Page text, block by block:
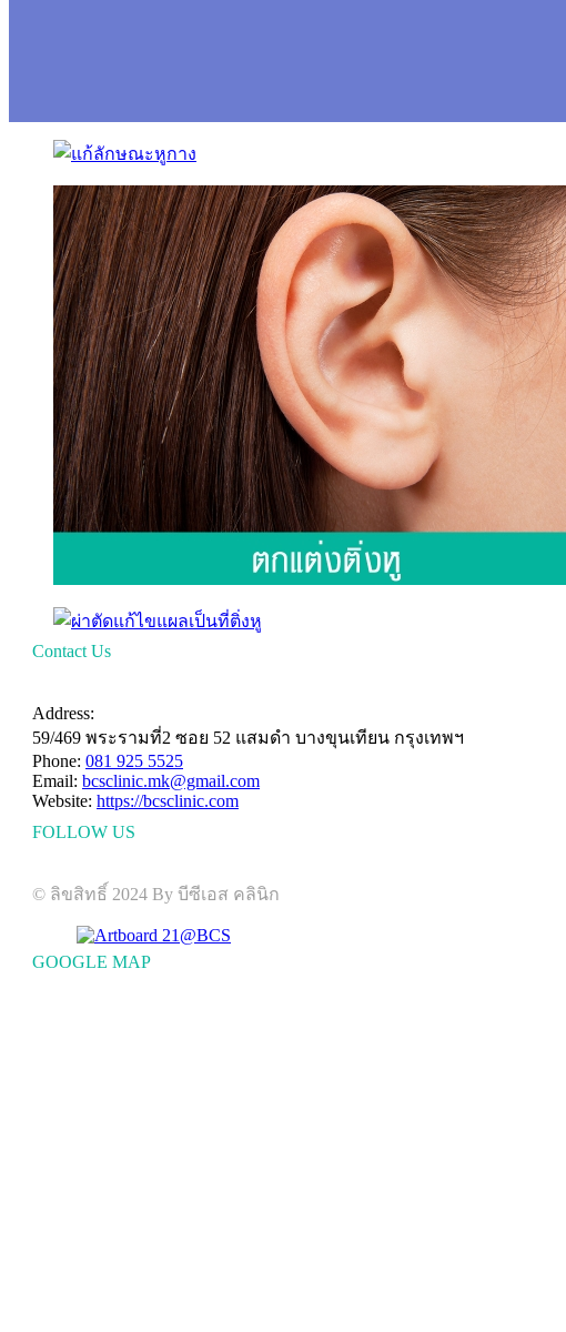
Contact Us
Address:
59/469 พระรามที่2 ซอย 52 แสมดำ บางขุนเทียน กรุงเทพฯ
Phone: 081 925 5525
Email: bcsclinic.mk@gmail.com
Website: https://bcsclinic.com
FOLLOW US
© ลิขสิทธิ์ 2024 By บีซีเอส คลินิก
GOOGLE MAP